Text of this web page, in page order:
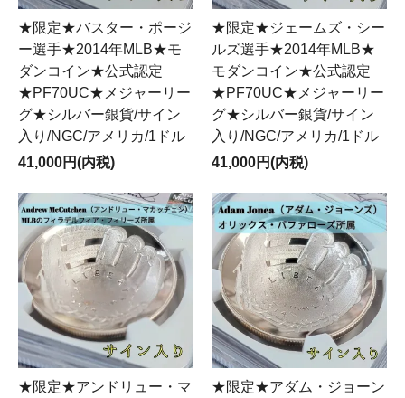
★限定★バスター・ポージ
ー選手★2014年MLB★モ
ダンコイン★公式認定
★PF70UC★メジャーリー
グ★シルバー銀貨/サイン
入り/NGC/アメリカ/1ドル
41,000円(内税)
★限定★ジェームズ・シー
ルズ選手★2014年MLB★
モダンコイン★公式認定
★PF70UC★メジャーリー
グ★シルバー銀貨/サイン
入り/NGC/アメリカ/1ドル
41,000円(内税)
★限定★アンドリュー・マ
★限定★アダム・ジョーン